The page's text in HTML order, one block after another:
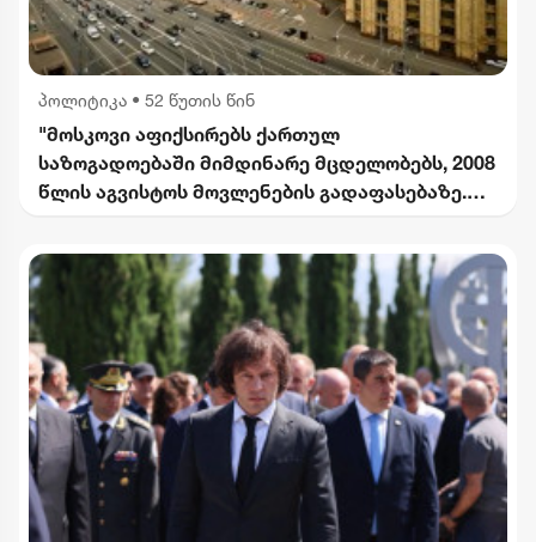
პოლიტიკა • 52 წუთის წინ
"მოსკოვი აფიქსირებს ქართულ
საზოგადოებაში მიმდინარე მცდელობებს, 2008
წლის აგვისტოს მოვლენების გადაფასებაზე.
განცხადებებს შერიგების აუცილებლობაზე" -
რუსეთის საგარეო უწყება